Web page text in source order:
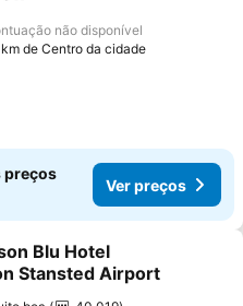
aos favoritos
não disponível
de Centro da cidade
preços
Ver preços
aos favoritos
Blu Hotel
Stansted Airport